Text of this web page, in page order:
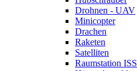
Drohnen - UAV
Minicopter
Drachen
Raketen
Satelliten
Raumstation ISS